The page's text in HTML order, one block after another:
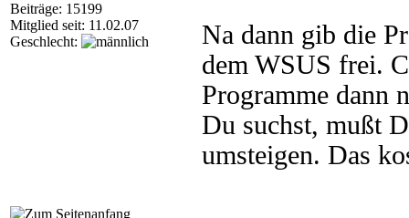
Beiträge: 15199
Mitglied seit: 11.02.07
Geschlecht:
Na dann gib die
dem WSUS frei.
Programme dann
Du suchst, mußt
umsteigen. Das